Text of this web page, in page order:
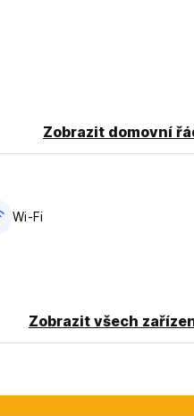
Zobrazit domovní
Wi-Fi
Zobrazit všech